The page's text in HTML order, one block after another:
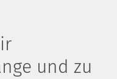
und zu